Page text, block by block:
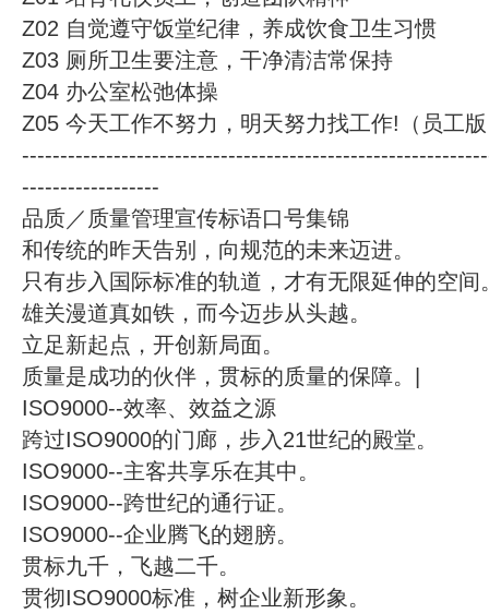
Z02 自觉遵守饭堂纪律，养成饮食卫生习惯
Z03 厕所卫生要注意，干净清洁常保持
Z04 办公室松弛体操
Z05 今天工作不努力，明天努力找工作!（员工
------------------
品质／质量管理宣传标语口号集锦
和传统的昨天告别，向规范的未来迈进。
只有步入国际标准的轨道，才有无限延伸的空间
雄关漫道真如铁，而今迈步从头越。
立足新起点，开创新局面。
质量是成功的伙伴，贯标的质量的保障。|
ISO9000--效率、效益之源
跨过ISO9000的门廊，步入21世纪的殿堂。
ISO9000--主客共享乐在其中。
ISO9000--跨世纪的通行证。
ISO9000--企业腾飞的翅膀。
贯标九千，飞越二千。
贯彻ISO9000标准，树企业新形象。